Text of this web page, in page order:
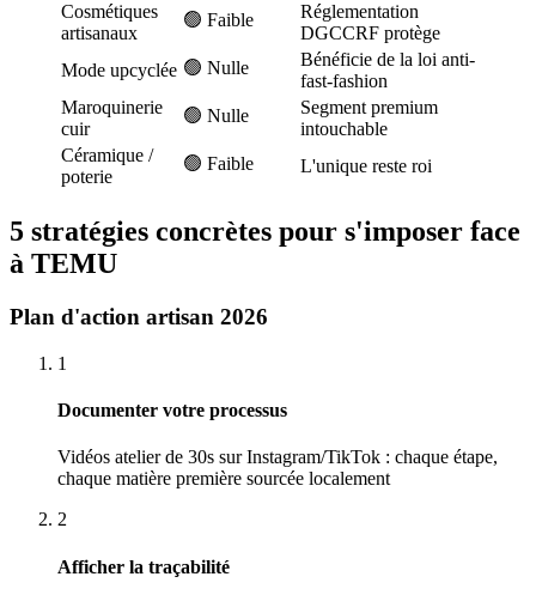
Cosmétiques
artisanaux
🟢 Faible
Réglementation
DGCCRF protège
Mode upcyclée 🟢 Nulle
Bénéficie de la loi anti-
fast-fashion
Maroquinerie
cuir
🟢 Nulle
Segment premium
intouchable
Céramique /
poterie
🟢 Faible L'unique reste roi
5 stratégies concrètes pour s'imposer face
à TEMU
Plan d'action artisan 2026
1
Documenter votre processus
Vidéos atelier de 30s sur Instagram/TikTok : chaque étape,
chaque matière première sourcée localement
2
Afficher la traçabilité